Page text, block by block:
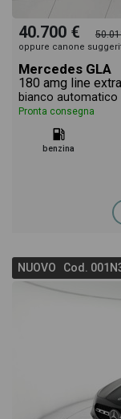
40.700 €
oppure canone
Mercedes GLA
180 amg line
bianco automatico
Pronta consegna
benzina
NUOVO Cod.